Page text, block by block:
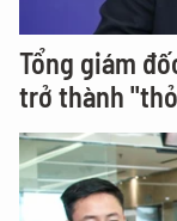
Tổng giám
trở thành